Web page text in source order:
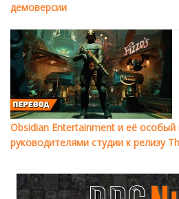
демоверсии
Obsidian Entertainment и её особый
руководителями студии к релизу